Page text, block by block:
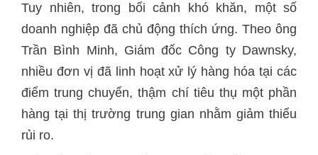
Tuy nhiên, trong bối cảnh khó khăn, một số
doanh nghiệp đã chủ động thích ứng. Theo ông
Trần Bình Minh, Giám đốc Công ty Dawnsky,
nhiều đơn vị đã linh hoạt xử lý hàng hóa tại các
điểm trung chuyển, thậm chí tiêu thụ một phần
hàng tại thị trường trung gian nhằm giảm thiểu
rủi ro.